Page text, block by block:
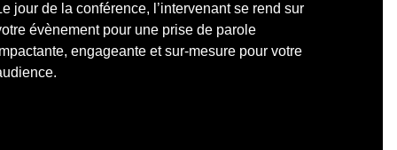
jour de la conférence, l’intervenant se rend sur
évènement pour une prise de parole
engageante et sur-mesure pour votre